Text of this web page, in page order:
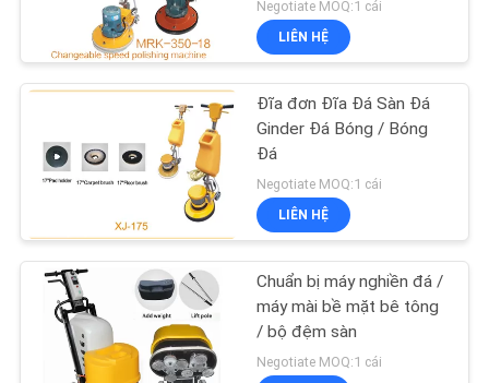
LIÊN
HỆ
TÔI
TIN
TỨC
Máy đánh bóng sàn
Marble
Máy đánh bóng sàn
Granite
46
Negotiate MOQ:1 cái
LIÊN HỆ
Đĩa đơn Đĩa Đá Sàn Đá
Ginder Đá Bóng / Bóng
Đá
Negotiate MOQ:1 cái
LIÊN HỆ
Chuẩn bị máy nghiền đá /
máy mài bề mặt bê tông
/ bộ đệm sàn
Negotiate MOQ:1 cái